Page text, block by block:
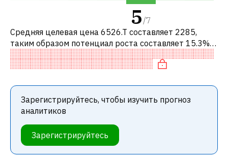
5 /7
Средняя целевая цена 6526.T составляет 2285,
таким образом потенциал роста составляет 15.3%.
Обычно это означает рекомендацию «ПОКУПАТЬ»
среди инвестиционных компаний или
Зарегистрируйтесь, чтобы изучить прогноз
аналитиков
Зарегистрируйтесь